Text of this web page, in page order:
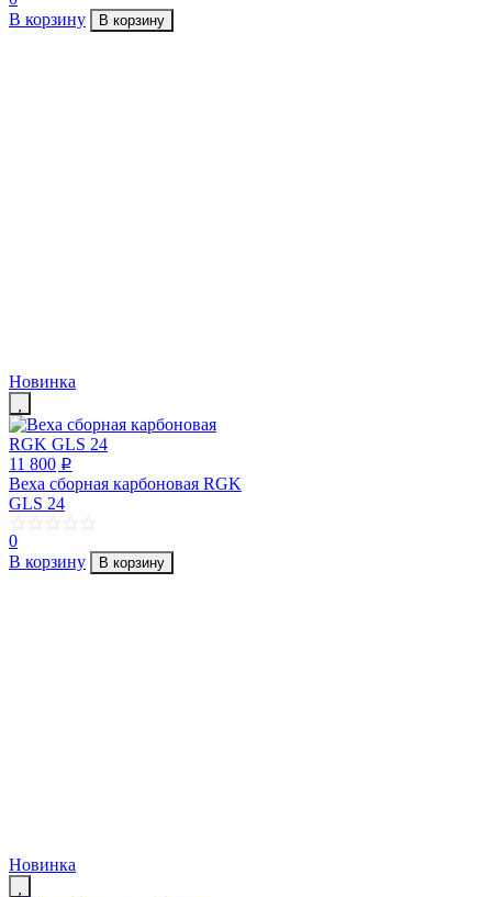
В корзину
В корзину
Новинка
11 800 p
Веха сборная карбоновая RGK
GLS 24
0
В корзину
В корзину
Новинка